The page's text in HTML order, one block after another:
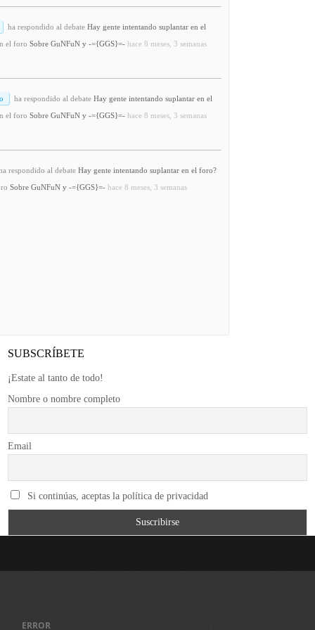
ha respondido al debate Hay gente intentando suplantar en el
el foro Sobre GuNFuN y -={GGS}=- hace 8 meses, 3 semanas
ha respondido al debate Hay gente intentando suplantar en el
el foro Sobre GuNFuN y -={GGS}=- hace 8 meses, 3 semanas
respondido al debate Hay gente intentando suplantar en el foro?
Sobre GuNFuN y -={GGS}=- hace 8 meses, 3 semanas
SUBSCRÍBETE
¡Estate al tanto de todo!
Nombre o nombre completo
Email
Si continúas, aceptas la política de privacidad
ERROR